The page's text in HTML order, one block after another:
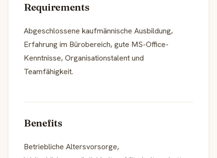
Requirements
Abgeschlossene kaufmännische Ausbildung,
Erfahrung im Bürobereich, gute MS-Office-
Kenntnisse, Organisationstalent und
Teamfähigkeit.
Benefits
Betriebliche Altersvorsorge,